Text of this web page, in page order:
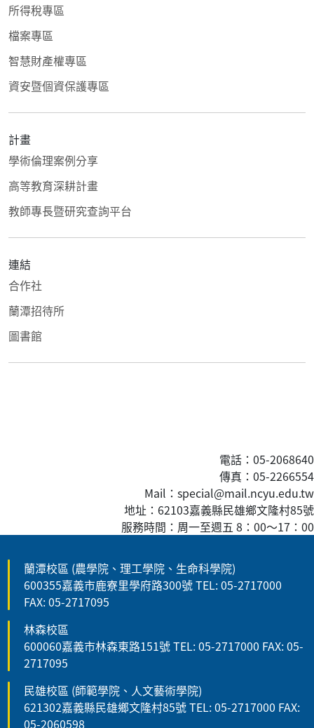
所得稅專區
檔案專區
智慧財產權專區
資安暨個資保護專區
計畫
學術倫理案例分享
高等教育深耕計畫
教師專長暨研究查詢平台
連結
合作社
蘭潭招待所
圖書館
電話：05-2068640
傳真 ：05-2266554
Mail：special@mail.ncyu.edu.tw
地址：62103嘉義縣民雄鄉文隆村85號
服務時間：周一至週五 8：00～17：00
蘭潭校區 (農學院、理工學院、生命科學院)
600355嘉義市鹿寮里學府路300號 TEL: 05-2717000
FAX: 05-2717095
林森校區
600060嘉義市林森東路151號 TEL: 05-2717000 FAX: 05-
2717095
民雄校區 (師範學院、人文藝術學院)
621302嘉義縣民雄鄉文隆村85號 TEL: 05-2717000 FAX:
05-2060598